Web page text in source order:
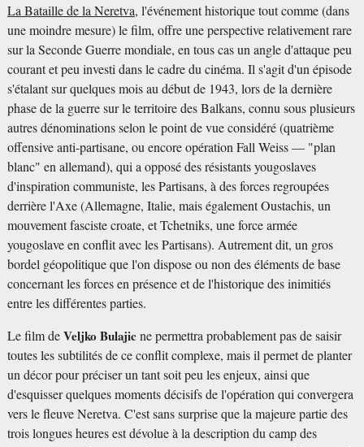
La Bataille de la Neretva, l'événement historique tout comme (dans
une moindre mesure) le film, offre une perspective relativement rare
sur la Seconde Guerre mondiale, en tous cas un angle d'attaque peu
courant et peu investi dans le cadre du cinéma. Il s'agit d'un épisode
s'étalant sur quelques mois au début de 1943, lors de la dernière
phase de la guerre sur le territoire des Balkans, connu sous plusieurs
autres dénominations selon le point de vue considéré (quatrième
offensive anti-partisane, ou encore opération Fall Weiss — "plan
blanc" en allemand), qui a opposé des résistants yougoslaves
d'inspiration communiste, les Partisans, à des forces regroupées
derrière l'Axe (Allemagne, Italie, mais également Oustachis, un
mouvement fasciste croate, et Tchetniks, une force armée
yougoslave en conflit avec les Partisans). Autrement dit, un gros
bordel géopolitique que l'on dispose ou non des éléments de base
concernant les forces en présence et de l'historique des inimitiés
entre les différentes parties.
Le film deVeljko Bulajicne permettra probablement pas de saisir
toutes les subtilités de ce conflit complexe, mais il permet de planter
un décor pour préciser un tant soit peu les enjeux, ainsi que
d'esquisser quelques moments décisifs de l'opération qui convergera
vers le fleuve Neretva. C'est sans surprise que la majeure partie des
trois longues heures est dévolue à la description du camp des